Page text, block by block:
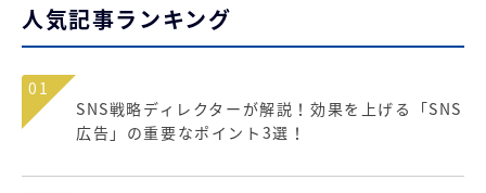
人気記事ランキング
01
SNS戦略ディレクターが解説！効果を上げる「SNS
広告」の重要なポイント3選！